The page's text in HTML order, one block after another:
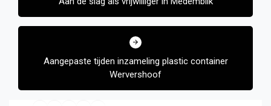
Aangepaste tijden inzameling plastic container
Wervershoof